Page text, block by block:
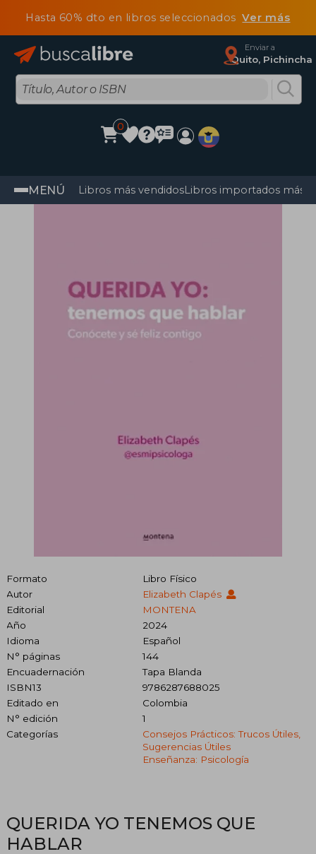
Hasta 60% dto en libros seleccionadosVer más
Enviar a
Quito, Pichincha
0
MENÚ Libros más vendidosLibros importados más
Formato
Libro Físico
Autor
Elizabeth Clapés
Editorial
MONTENA
Año
2024
Idioma
Español
N° páginas
144
Encuadernación
Tapa Blanda
ISBN13
9786287688025
Editado en
Colombia
N° edición
1
Categorías
Consejos Prácticos: Trucos Útiles,
Sugerencias Útiles
Enseñanza: Psicología
QUERIDA YO TENEMOS QUE
HABLAR